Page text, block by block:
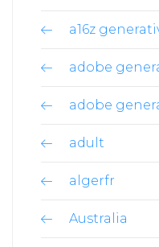
a16z
adobe
adobe
adult
algerfr
Australia